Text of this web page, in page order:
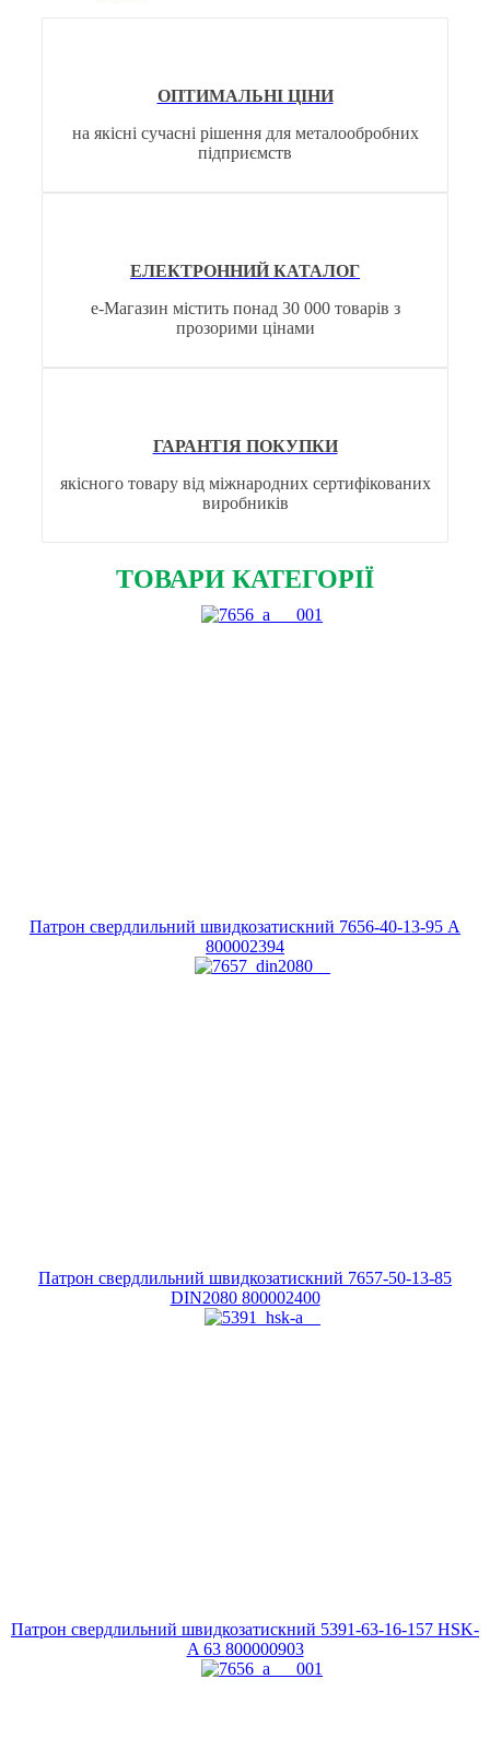
ОПТИМАЛЬНІ ЦІНИ
на якісні сучасні рішення для металообробних
підприємств
ЕЛЕКТРОННИЙ КАТАЛОГ
е-Магазин містить понад 30 000 товарів з
прозорими цінами
ГАРАНТІЯ ПОКУПКИ
якісного товару від міжнародних сертифікованих
виробників
ТОВАРИ КАТЕГОРІЇ
Патрон свердлильний швидкозатискний 7656-40-13-95 A
800002394
Патрон свердлильний швидкозатискний 7657-50-13-85
DIN2080 800002400
Патрон свердлильний швидкозатискний 5391-63-16-157 HSK-
A 63 800000903